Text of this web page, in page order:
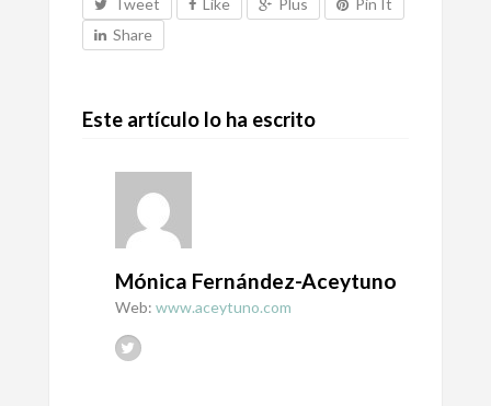
Tweet Like Plus
Pin It
Share
Este artículo lo ha escrito
Mónica Fernández-Aceytuno
Web: www.aceytuno.com